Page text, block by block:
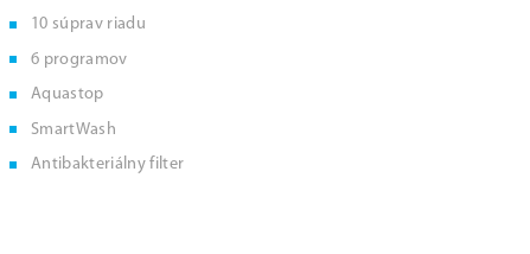
10 súprav riadu
6 programov
Aquastop
SmartWash
Antibakteriálny filter